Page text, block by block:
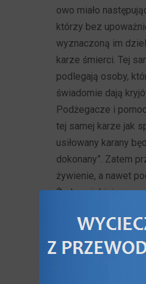
owo miało
którzy bez
wyznaczoną im
karze śmierci. Tej
podlegają osoby,
świadomie dają
Podżegacze i
tej samej karze jak
usiłowany karany
dokonany”. Zatem
żywienie, a nawet
Żyda-uciekiniera z
przykładem polskich
którzy zginęli z rąk